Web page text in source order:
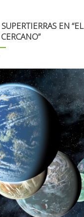
EN “EL